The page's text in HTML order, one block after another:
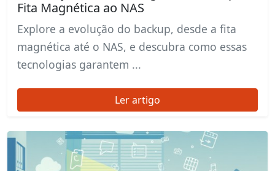
Fita Magnética ao NAS
Explore a evolução do backup, desde a fita
magnética até o NAS, e descubra como essas
tecnologias garantem ...
Ler artigo